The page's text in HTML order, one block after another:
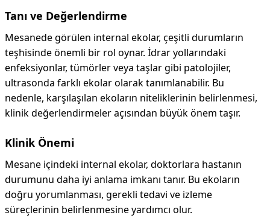
Tanı ve Değerlendirme
Mesanede görülen internal ekolar, çeşitli durumların
teşhisinde önemli bir rol oynar. İdrar yollarındaki
enfeksiyonlar, tümörler veya taşlar gibi patolojiler,
ultrasonda farklı ekolar olarak tanımlanabilir. Bu
nedenle, karşılaşılan ekoların niteliklerinin belirlenmesi,
klinik değerlendirmeler açısından büyük önem taşır.
Klinik Önemi
Mesane içindeki internal ekolar, doktorlara hastanın
durumunu daha iyi anlama imkanı tanır. Bu ekoların
doğru yorumlanması, gerekli tedavi ve izleme
süreçlerinin belirlenmesine yardımcı olur.